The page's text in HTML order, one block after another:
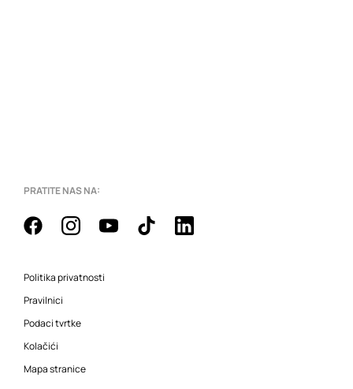
PRATITE NAS NA:
Politika privatnosti
Pravilnici
Podaci tvrtke
Kolačići
Mapa stranice